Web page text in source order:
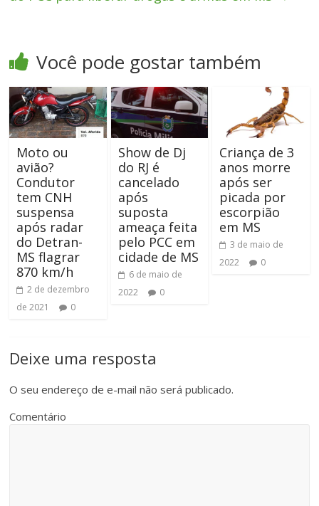
Você pode gostar também
Moto ou
avião?
Condutor
tem CNH
suspensa
após radar
do Detran-
MS flagrar
870 km/h
2 de dezembro
de 2021
0
Show de Dj
do RJ é
cancelado
após
suposta
ameaça feita
pelo PCC em
cidade de MS
6 de maio de
2022
0
Criança de 3
anos morre
após ser
picada por
escorpião
em MS
3 de maio de
2022
0
Deixe uma resposta
O seu endereço de e-mail não será publicado.
Comentário